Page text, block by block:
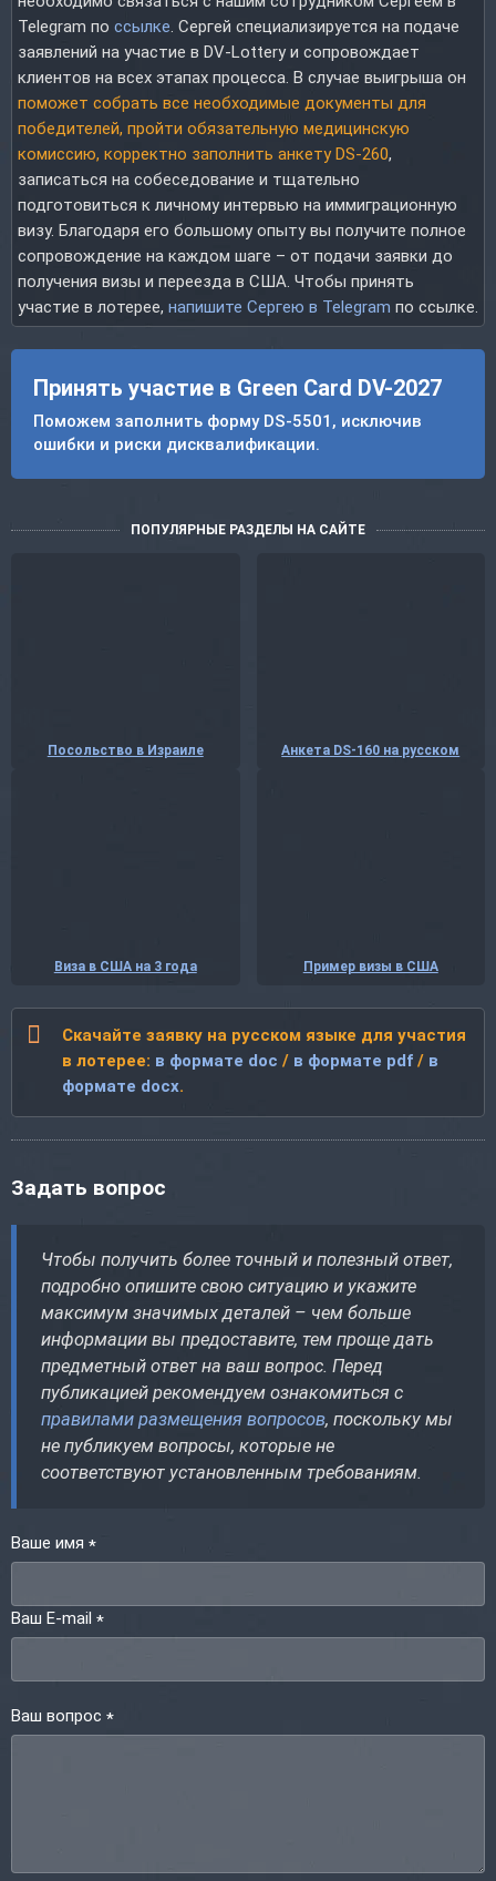
Telegram по ссылке. Сергей специализируется на подаче
заявлений на участие в DV-Lottery и сопровождает
клиентов на всех этапах процесса. В случае выигрыша он
поможет собрать все необходимые документы для
победителей, пройти обязательную медицинскую
комиссию, корректно заполнить анкету DS-260,
записаться на собеседование и тщательно
подготовиться к личному интервью на иммиграционную
визу. Благодаря его большому опыту вы получите полное
сопровождение на каждом шаге – от подачи заявки до
получения визы и переезда в США. Чтобы принять
участие в лотерее, напишите Сергею в Telegram по ссылке.
Принять участие в Green Card DV-2027
Поможем заполнить форму DS-5501, исключив
ошибки и риски дисквалификации.
ПОПУЛЯРНЫЕ РАЗДЕЛЫ НА САЙТЕ
Посольство в Израиле Анкета DS-160 на русском
Виза в США на 3 года Пример визы в США
Скачайте заявку на русском языке для участия
в лотерее: в формате doc / в формате pdf / в
формате docx.
Задать вопрос
Чтобы получить более точный и полезный ответ,
подробно опишите свою ситуацию и укажите
максимум значимых деталей – чем больше
информации вы предоставите, тем проще дать
предметный ответ на ваш вопрос. Перед
публикацией рекомендуем ознакомиться с
правилами размещения вопросов, поскольку мы
не публикуем вопросы, которые не
соответствуют установленным требованиям.
Ваше имя *
Ваш E-mail *
Ваш вопрос *